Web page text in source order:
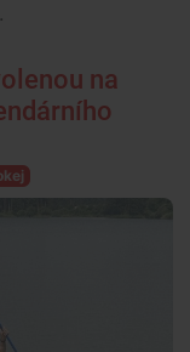
na